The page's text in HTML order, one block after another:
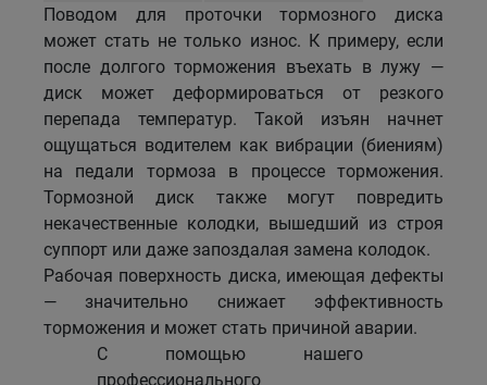
Поводом для проточки тормозного диска
может стать не только износ. К примеру, если
после долгого торможения въехать в лужу —
диск может деформироваться от резкого
перепада температур. Такой изъян начнет
ощущаться водителем как вибрации (биениям)
на педали тормоза в процессе торможения.
Тормозной диск также могут повредить
некачественные колодки, вышедший из строя
суппорт или даже запоздалая замена колодок.
Рабочая поверхность диска, имеющая дефекты
— значительно снижает эффективность
торможения и может стать причиной аварии.
С помощью нашего
профессионального